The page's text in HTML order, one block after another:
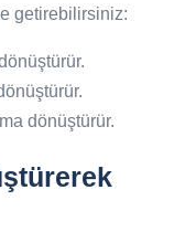
getirebilirsiniz:
dönüştürür.